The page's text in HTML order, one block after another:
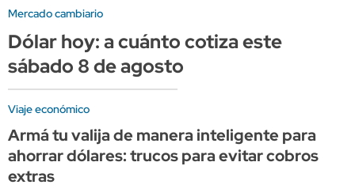
Mercado cambiario
Dólar hoy: a cuánto cotiza este
sábado 8 de agosto
Viaje económico
Armá tu valija de manera inteligente para
ahorrar dólares: trucos para evitar cobros
extras